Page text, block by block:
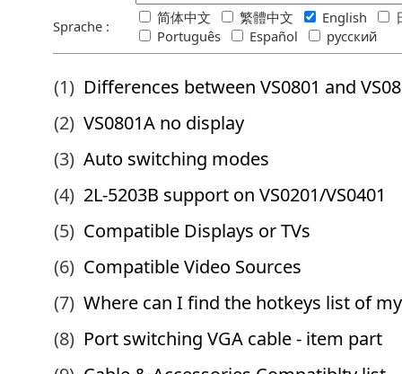
Sprache :
简体中文 繁體中文 English
Português
Español русский